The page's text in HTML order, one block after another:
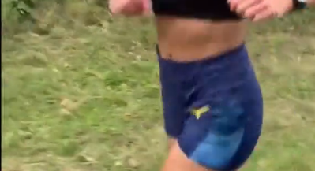
Info-Material
Chemical Score Rechner
inkospor® Athleten